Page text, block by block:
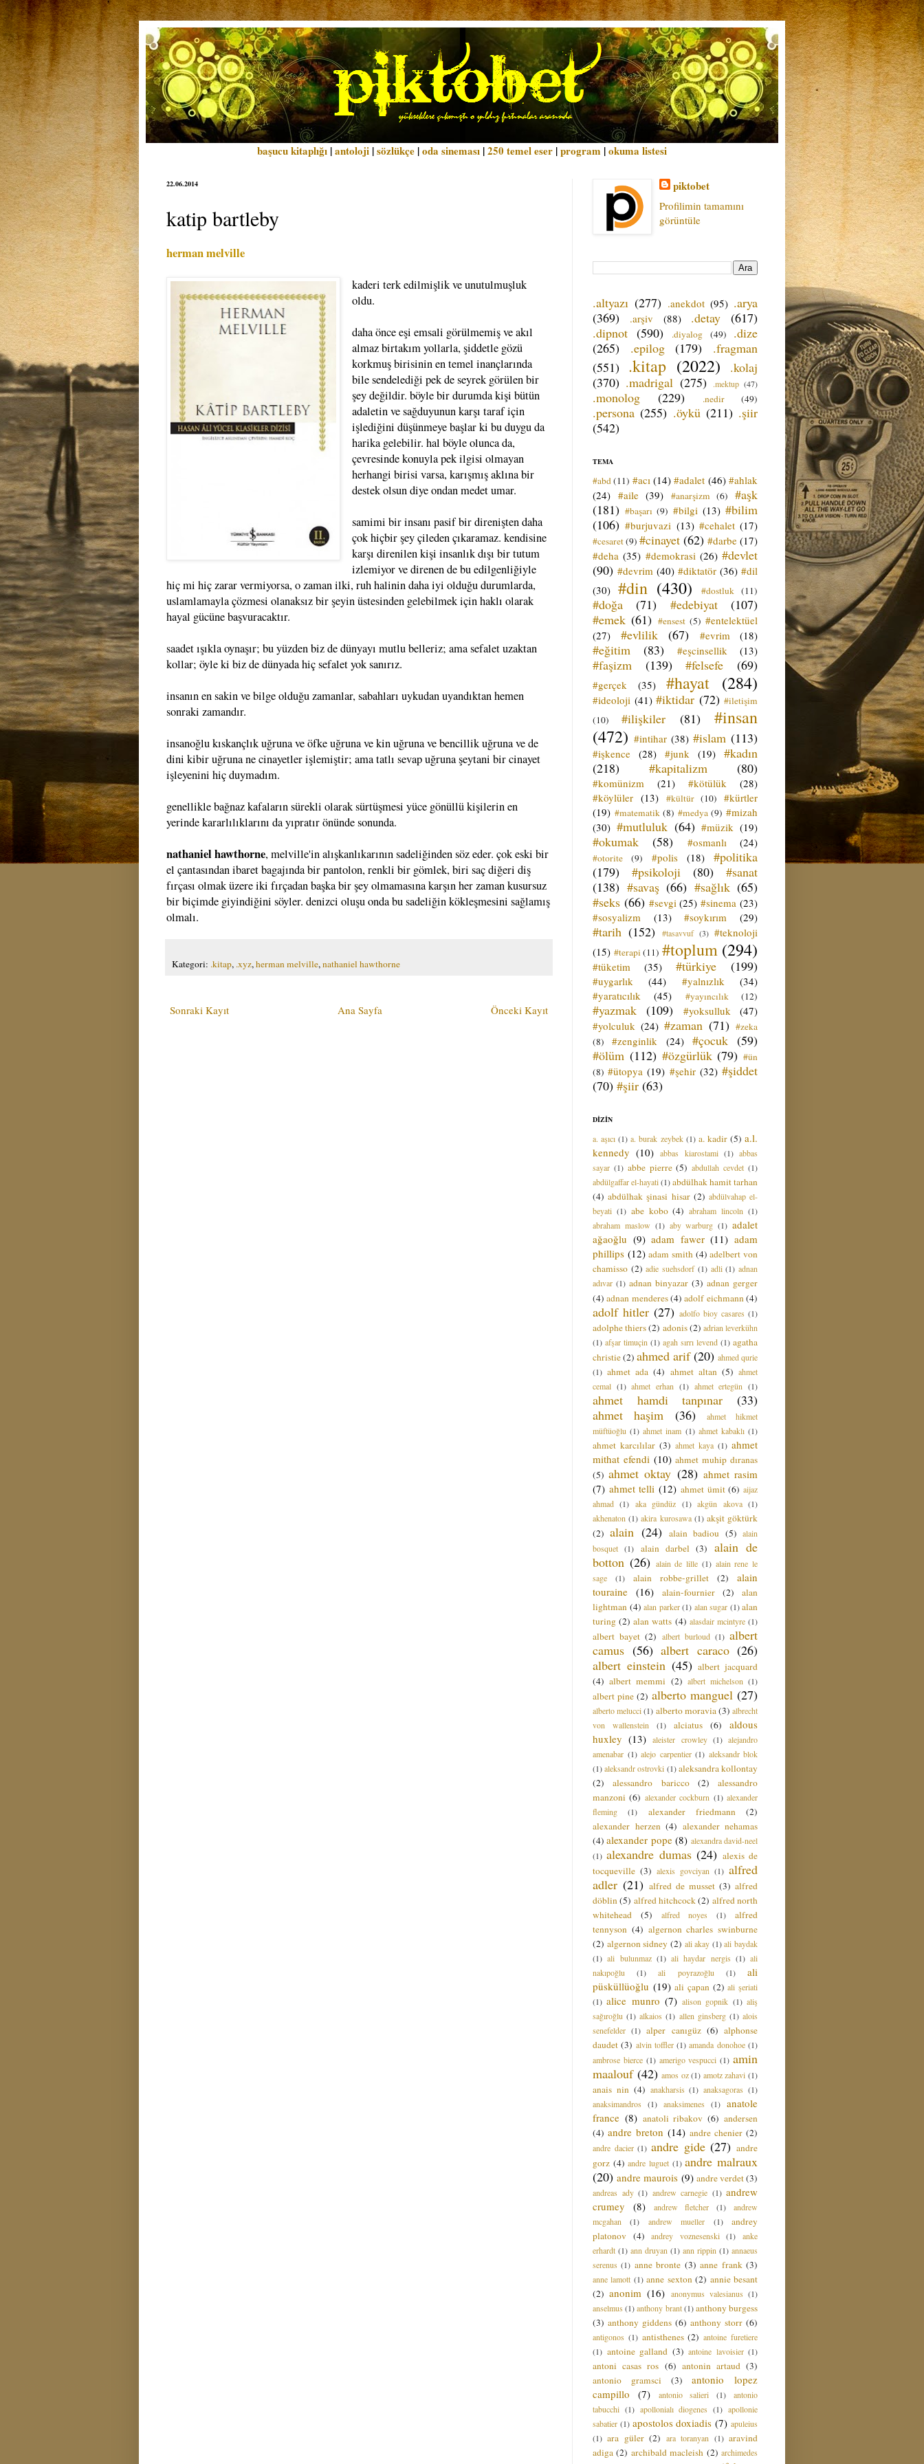
başucu kitaplığı |antoloji |sözlükçe |oda sineması |250 temel eser |program |okuma listesi
22.06.2014
katip bartleby
herman melville
kaderi terk edilmişlik ve unutulmuşluk
oldu.
daha önce eşi emsali görülmemiş ve akıl
almaz birtakım yollarla, şiddetle gözü
korkmuş birisinin en temel inançlarında
bile sendelediği pek de seyrek görülen bir
şey değildir. böyle bir durumda kişi bütün
adaletin ve sağduyunun karşı taraf için
işlediğini düşünmeye başlar ki bu duygu da
harika gelebilir. hal böyle olunca da,
çevresinde konuyla pek ilgisi olmayan
herhangi birisi varsa, karışmış aklına bir
destek olsun diye ondan medet umar.
samimi bir insanı pasif bir direnişten daha
çok hiçbir şey çileden çıkaramaz. kendisine
karşı direnilen kişi insanlık dışı bir tutum
izlemiyor ve direnen de bu edilgenliğiyle
hiç mi hiç zarar vermiyorsa, o zaman ilki, ruh halinin daha iyi olduğu durumlarda,
uslamlamayla çözmesi olanaksız bir şeyin üstesinden gelebilmek için haklı olarak
hayal gücüne başvuracaktır.
saadet ışıkla oynaşır; bu yüzden biz de dünyayı mutlu belleriz; ama sefalet uzaktan
kollar; öyle ki biz de dünyada hiç sefalet yok sanırız.
insanın en sakin ve bilge olduğu zamanlar, sabahları uykudan uyandıktan hemen
sonraki zamandır.
insanoğlu kıskançlık uğruna ve öfke uğruna ve kin uğruna ve bencillik uğruna ve de
dini kibir uğruna ne cinayetler işlemiştir; ama tatlı sevap uğruna şeytani bir cinayet
işleyenini hiç duymadım.
genellikle bağnaz kafaların sürekli olarak sürtüşmesi yüce gönüllü kişilerin en
yerinde kararlılıklarını da yıpratır önünde sonunda.
nathaniel hawthorne, melville'in alışkanlıkarının sadeliğinden söz eder. çok eski bir
el çantasından ibaret bagajında bir pantolon, renkli bir gömlek, biri saç diğeri diş
fırçası olmak üzere iki fırçadan başka bir şey olmamasına karşın her zaman kusursuz
bir biçimde giyindiğini söyler. denizci oluşu onda bu sadeliğin kökleşmesini sağlamış
olmalı.
Kategori: .kitap, .xyz,herman melville,nathaniel hawthorne
Sonraki Kayıt Önceki Kayıt
Ana Sayfa
piktobet
Profilimin tamamını
görüntüle
.altyazı (277) .anekdot (95) .arya
(369)
.arşiv (88) .detay
(617)
.dipnot (590) .diyalog (49)
.dize
(265)
.epilog (179)
.fragman
(551) .kitap (2022)
.kolaj
(370) .madrigal (275) .mektup (47)
.monolog (229) .nedir (49)
.persona (255) .öykü (211) .şiir
(542)
TEMA
#abd (11) #acı (14) #adalet (46) #ahlak
(24) #aile (39) #anarşizm (6)
#aşk
(181) #başarı (9) #bilgi (13) #bilim
(106) #burjuvazi (13) #cehalet (17)
#cesaret(9) #cinayet (62) #darbe (17)
#deha (35) #demokrasi (26) #devlet
(90) #devrim (40) #diktatör (36) #dil
(30) #din (430) #dostluk (11)
#doğa (71) #edebiyat
(107)
#emek (61) #ensest (5) #entelektüel
(27)
#evlilik (67) #evrim (18)
#eğitim (83) #eşcinsellik (13)
#faşizm (139) #felsefe (69)
#gerçek (35) #hayat (284)
#ideoloji (41) #iktidar (72) #iletişim
(10)
#ilişkiler (81)
#insan
(472) #intihar (38) #islam (113)
#işkence (28) #junk (19) #kadın
(218)
#kapitalizm (80)
#komünizm (21) #kötülük
(28)
#köylüler (13) #kültür (10)
#kürtler
(19) #matematik (8) #medya (9) #mizah
(30) #mutluluk (64) #müzik (19)
#okumak (58) #osmanlı (24)
#otorite (9) #polis (18)
#politika
(179)
#psikoloji (80)
#sanat
(138) #savaş (66) #sağlık (65)
#seks (66) #sevgi (25) #sinema (23)
#sosyalizm
(13) #soykırım (29)
#tarih (152) #tasavvuf (3) #teknoloji
(15) #terapi (11) #toplum (294)
#tüketim (35) #türkiye (199)
#uygarlık (44) #yalnızlık
(34)
#yaratıcılık
(45) #yayıncılık (12)
#yazmak (109) #yoksulluk
(47)
#yolculuk (24) #zaman (71) #zeka
(8)
#zenginlik (24) #çocuk (59)
#ölüm (112) #özgürlük (79) #ün
(8) #ütopya (19) #şehir (32) #şiddet
(70) #şiir (63)
DİZİN
a. aşıcı (1) a. burak zeybek (1) a. kadir (5) a.l.
kennedy (10) abbas kiarostami (1) abbas
sayar (1) abbe pierre (5) abdullah cevdet (1)
abdülgaffar el-hayati(1)abdülhak hamit tarhan
(4) abdülhak şinasi hisar (2) abdülvahap el-
beyati (1) abe kobo (4) abraham lincoln (1)
abraham maslow (1) aby warburg (1) adalet
ağaoğlu (9) adam fawer (11) adam
phillips (12) adam smith (4) adelbert von
chamisso (2) adie suehsdorf (1) adli (1) adnan
adıvar (1) adnan binyazar (3) adnan gerger
(4) adnan menderes(4) adolf eichmann (4)
adolf hitler (27) adolfo bioy casares (1)
adolphe thiers(2) adonis(2) adrian leverkühn
(1) afşar timuçin (1) agah sırrı levend (1) agatha
christie(2) ahmed arif (20) ahmed qurie
(1) ahmet ada (4) ahmet altan (5) ahmet
cemal (1) ahmet erhan (1) ahmet ertegün (1)
ahmet hamdi tanpınar
(33)
ahmet haşim
(36)
ahmet hikmet
müftüoğlu (1) ahmet inam (1) ahmet kabaklı (1)
ahmet karcılılar (3) ahmet kaya (1) ahmet
mithat efendi (10) ahmet muhip dıranas
(5) ahmet oktay (28) ahmet rasim
(7) ahmet telli (12) ahmet ümit (6) aijaz
ahmad (1) aka gündüz (1) akgün akova (1)
akhenaton (1) akira kurosawa (1) akşit göktürk
(2) alain (24) alain badiou (5) alain
bosquet (1) alain darbel (3)
alain de
botton (26) alain de lille (1) alain rene le
sage
(1) alain robbe-grillet (2)
alain
touraine (16) alain-fournier (2)
alan
lightman (4) alan parker (1) alan sugar (1) alan
turing (2) alan watts (4) alasdair mcintyre (1)
albert bayet (2) albert burloud (1) albert
camus (56) albert caraco (26)
albert einstein (45) albert jacquard
(4) albert memmi (2) albert michelson (1)
albert pine (2) alberto manguel (27)
alberto melucci (1) alberto moravia (3) albrecht
von wallenstein
(1) alciatus (6)
aldous
huxley (13) aleister crowley (1) alejandro
amenabar (1) alejo carpentier (1) aleksandr blok
(1) aleksandr ostrovki (1) aleksandra kollontay
(2)
alessandro baricco (2)
alessandro
manzoni (6) alexander cockburn (1) alexander
fleming
(1) alexander friedmann
(2)
alexander herzen (4) alexander nehamas
(4) alexander pope (8) alexandra david-neel
(1) alexandre dumas (24) alexis de
tocqueville (3) alexis govciyan (1) alfred
adler (21) alfred de musset (3) alfred
döblin (5) alfred hitchcock(2) alfred north
whitehead
(5) alfred noyes (1)
alfred
tennyson (4) algernon charles swinburne
(2) algernon sidney (2) ali akay (1) ali baydak
(1) ali bulunmaz (1) ali haydar nergis (1) ali
nakıpoğlu
(1) ali poyrazoğlu (1)
ali
püsküllüoğlu (19) ali çapan (2) ali şeriati
(1) alice munro (7) alison gopnik (1) aliş
sağıroğlu (1) alkaios (1) allen ginsberg (1) alois
senefelder (1) alper canıgüz (6) alphonse
daudet (3) alvin toffler (1) amanda donohoe (1)
ambrose bierce (1) amerigo vespucci (1) amin
maalouf (42) amos oz (1) amotz zahavi (1)
anais nin (4) anakharsis (1) anaksagoras (1)
anaksimandros
(1) anaksimenes (1) anatole
france (8) anatoli ribakov (6) andersen
(4) andre breton (14) andre chenier (2)
andre dacier (1) andre gide (27) andre
gorz (4) andre luguet (1) andre malraux
(20) andre maurois (9) andre verdet(3)
andreas ady (1) andrew carnegie (1) andrew
crumey
(8) andrew fletcher (1)
andrew
mcgahan
(1) andrew mueller (1)
andrey
platonov (4) andrey voznesenski (1)
anke
erhardt (1) ann druyan (1) ann rippin (1) annaeus
serenus (1) anne bronte (3) anne frank (3)
anne lamott (1) anne sexton (2) annie besant
(2) anonim (16) anonymus valesianus (1)
anselmus (1) anthony brant (1) anthony burgess
(3) anthony giddens (6) anthony storr (6)
antigonos (1) antisthenes (2) antoine furetiere
(1) antoine galland (3) antoine lavoisier (1)
antoni casas ros (6) antonin artaud (3)
antonio gramsci
(3)
antonio lopez
campillo
(7) antonio salieri (1)
antonio
tabucchi (1) apollonialı diogenes (1) apollonie
sabatier (1) apostolos doxiadis (7) apuleius
(1) ara güler (2) ara toranyan (1) aravind
adiga (2) archibald macleish (2) archimedes